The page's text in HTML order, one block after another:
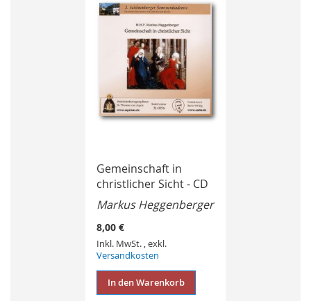
Gemeinschaft in
christlicher Sicht - CD
Markus Heggenberger
8,00 €
Inkl. MwSt. ,exkl.
Versandkosten
In den Warenkorb